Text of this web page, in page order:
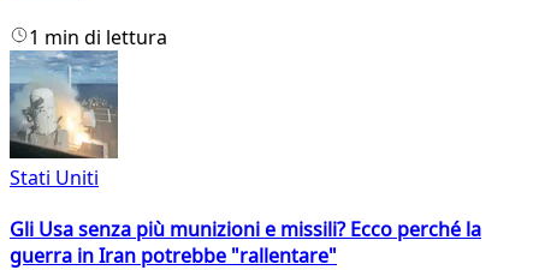
1 min di lettura
Stati Uniti
Gli Usa senza più munizioni e missili? Ecco perché la
guerra in Iran potrebbe "rallentare"